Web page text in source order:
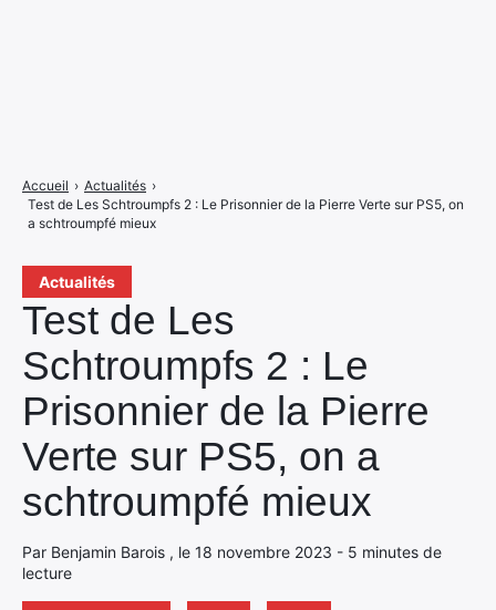
Actualités
Test de Les
Schtroumpfs 2 : Le
Prisonnier de la Pierre
Verte sur PS5, on a
schtroumpfé mieux
Par Benjamin Barois , le 18 novembre 2023 - 5 minutes de
lecture
Accueil › Actualités ›
Test de Les Schtroumpfs 2 : Le Prisonnier de la Pierre Verte sur PS5, on
a schtroumpfé mieux